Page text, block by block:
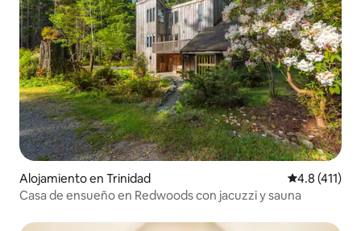
Alojamiento en Trinidad Calificación
4.8 (411)
Casa de ensueño en Redwoods con jacuzzi y sauna